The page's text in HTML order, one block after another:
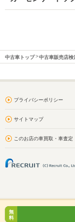
中古車トップ 中古車販売店検
プライバシーポリシー
サイトマップ
このお店の車買取・車査定
無
料